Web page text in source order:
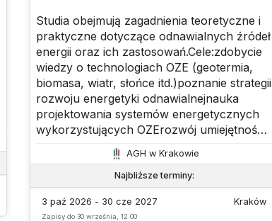
Studia obejmują zagadnienia teoretyczne i
praktyczne dotyczące odnawialnych źródeł
energii oraz ich zastosowań.Cele:zdobycie
wiedzy o technologiach OZE (geotermia,
biomasa, wiatr, słońce itd.)poznanie strategii
rozwoju energetyki odnawialnejnauka
projektowania systemów energetycznych
wykorzystujących OZErozwój umiejętności
oceny zasobów
energetycznychprzygotowanie do
zastosowań praktycznych (np.
budownictwo zeroenergetyczne, audyt
energetyczny)
AGH w Krakowie
Najbliższe terminy:
3 paź 2026 - 30 cze 2027
Zapisy do 30 września, 12:00
Kraków